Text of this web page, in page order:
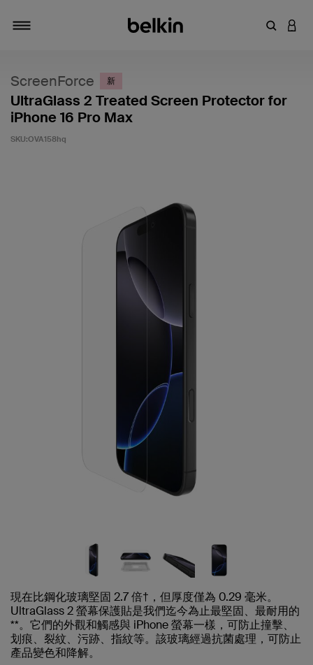
輸入關鍵
登入
ScreenForce 新
UltraGlass 2 Treated Screen Protector for
iPhone 16 Pro Max
SKU:OVA158hq
現在比鋼化玻璃堅固 2.7 倍†，但厚度僅為 0.29 毫米。
UltraGlass 2 螢幕保護貼是我們迄今為止最堅固、最耐用的
**。它們的外觀和觸感與 iPhone 螢幕一樣，可防止撞擊、
划痕、裂紋、污跡、指紋等。該玻璃經過抗菌處理，可防止
產品變色和降解。